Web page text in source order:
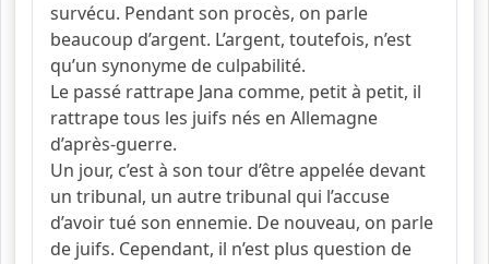
survécu. Pendant son procès, on parle
beaucoup d’argent. L’argent, toutefois, n’est
qu’un synonyme de culpabilité.
Le passé rattrape Jana comme, petit à petit, il
rattrape tous les juifs nés en Allemagne
d’après-guerre.
Un jour, c’est à son tour d’être appelée devant
un tribunal, un autre tribunal qui l’accuse
d’avoir tué son ennemie. De nouveau, on parle
de juifs. Cependant, il n’est plus question de